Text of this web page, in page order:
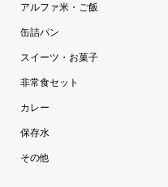
アルファ米・ご飯
缶詰パン
スイーツ・お菓子
非常食セット
カレー
保存水
その他